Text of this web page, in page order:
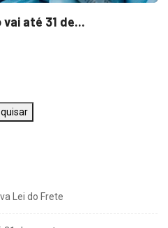
até 31 de...
Lei do Frete